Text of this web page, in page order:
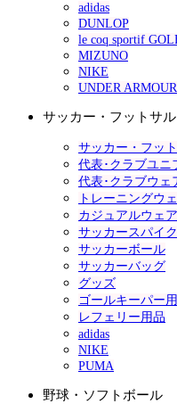
adidas
DUNLOP
le coq sportif
MIZUNO
NIKE
UNDER ARMOUR
サッカー・フットサル
サッカー・フッ
代表･クラブユニ
代表･クラブウェ
トレーニングウ
カジュアルウェア
サッカースパイ
サッカーボール
サッカーバッグ
グッズ
ゴールキーパー
レフェリー用品
adidas
NIKE
PUMA
野球・ソフトボール